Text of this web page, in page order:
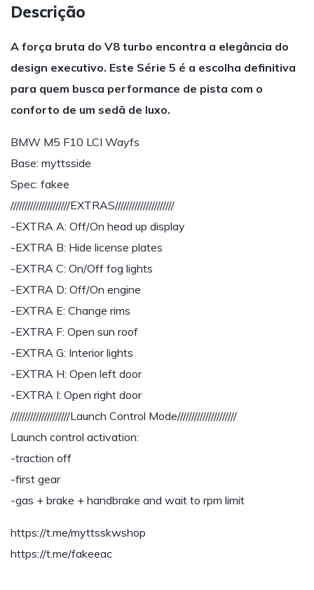
Descrição
A força bruta do V8 turbo encontra a elegância do
design executivo. Este Série 5 é a escolha definitiva
para quem busca performance de pista com o
conforto de um sedã de luxo.
BMW M5 F10 LCI Wayfs
Base: myttsside
Spec: fakee
/////////////////////EXTRAS/////////////////////
-EXTRA A: Off/On head up display
-EXTRA B: Hide license plates
-EXTRA C: On/Off fog lights
-EXTRA D: Off/On engine
-EXTRA E: Change rims
-EXTRA F: Open sun roof
-EXTRA G: Interior lights
-EXTRA H: Open left door
-EXTRA I: Open right door
/////////////////////Launch Control Mode/////////////////////
Launch control activation:
-traction off
-first gear
-gas + brake + handbrake and wait to rpm limit
https://t.me/myttsskwshop
https://t.me/fakeeac